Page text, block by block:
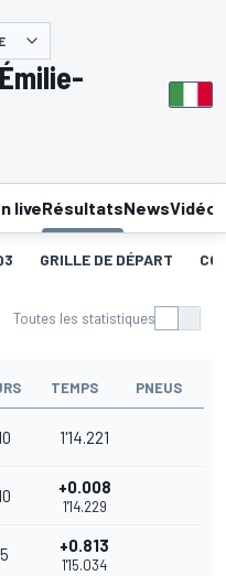
liveRésultatsNewsVidéos
GRILLE DE DÉPART
Toutes les statistiques
TEMPS PNEUS
1'14.221
+0.008
1'14.229
5 +0.813
1'15.034